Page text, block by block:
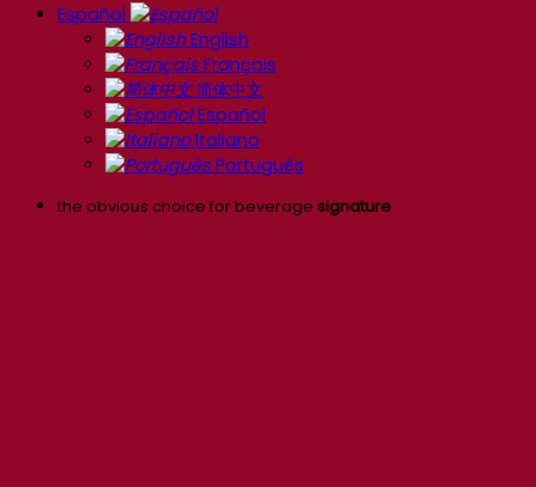
Español
English
Français
简体中文
Español
Italiano
Português
the obvious choice for beverage signature